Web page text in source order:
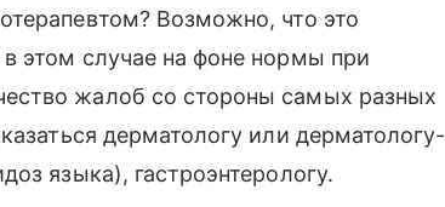
Возможно, что это
этом случае на фоне нормы при
жалоб со стороны самых разных
дерматологу или дерматологу-
языка), гастроэнтерологу.